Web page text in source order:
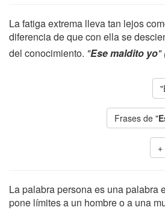
La fatiga extrema lleva tan lejos
diferencia de que con ella se
del conocimiento. "Ese maldito yo"
Frases de "
La palabra persona es una palabra
pone límites a un hombre o a una